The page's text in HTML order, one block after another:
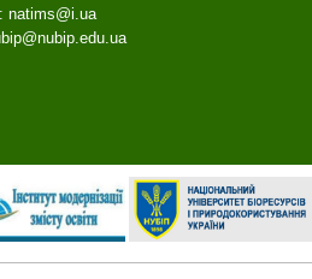
natims@i.ua